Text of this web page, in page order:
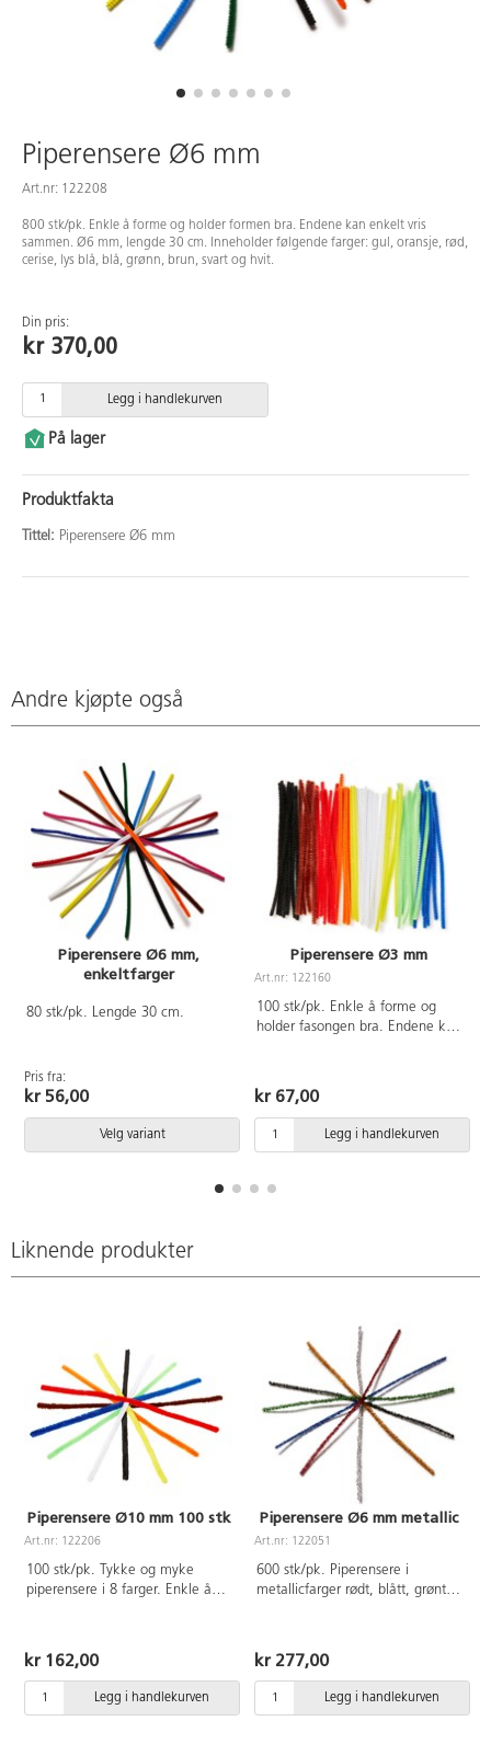
Piperensere Ø6 mm
Art.nr: 122208
800 stk/pk. Enkle å forme og holder formen bra. Endene kan enkelt vris
sammen. Ø6 mm, lengde 30 cm. Inneholder følgende farger: gul, oransje, rød,
cerise, lys blå, blå, grønn, brun, svart og hvit.
Din pris:
kr 370,00
Legg i handlekurven
På lager
Produktfakta
Tittel: Piperensere Ø6 mm
Andre kjøpte også
Piperensere Ø6 mm,
enkeltfarger
80 stk/pk. Lengde 30 cm.
Pris fra:
kr 56,00
Velg variant
Piperensere Ø3 mm
Art.nr: 122160
100 stk/pk. Enkle å forme og
holder fasongen bra. Endene kan
inngår: rød, blå, grønn, gul,
oransje, brun, svart og hvit.
kr 67,00
Legg i handlekurven
Liknende produkter
Piperensere Ø10 mm 100 stk
Art.nr: 122206
100 stk/pk. Tykke og myke
piperensere i 8 farger. Enkle å
Ø10mm, lengde 30 cm.
kr 162,00
Legg i handlekurven
Piperensere Ø6 mm metallic
Art.nr: 122051
600 stk/pk. Piperensere i
metallicfarger rødt, blått, grønt,
kr 277,00
Legg i handlekurven